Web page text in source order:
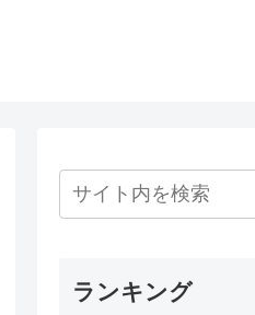
ランキング